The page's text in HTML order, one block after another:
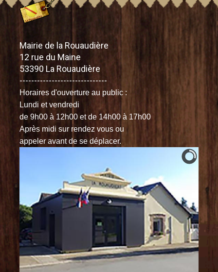
Mairie de la Rouaudière
12 rue du Maine
53390 La Rouaudière
------------------------------
Horaires d'ouverture au public :
Lundi et vendredi
de 9h00 à 12h00 et de 14h00 à 17h00
Après midi sur rendez vous ou
appeler avant de se déplacer.